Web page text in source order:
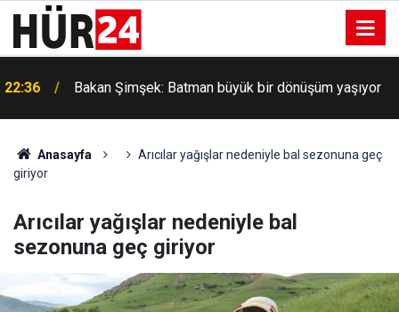
22:36 Bakan Şimşek: Batman büyük bir dönüşüm yaşıyor
Anasayfa
Arıcılar yağışlar nedeniyle bal sezonuna geç
giriyor
Arıcılar yağışlar nedeniyle bal
sezonuna geç giriyor